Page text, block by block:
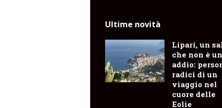
Ultime novità
Lipari, un
che non è un
addio:
radici di un
viaggio nel
cuore delle
Eolie